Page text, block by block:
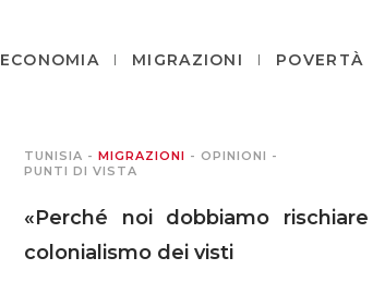
ECONOMIA MIGRAZIONI POVERTÀ
TUNISIA - MIGRAZIONI - OPINIONI -
PUNTI DI VISTA
«Perché noi dobbiamo
colonialismo dei visti